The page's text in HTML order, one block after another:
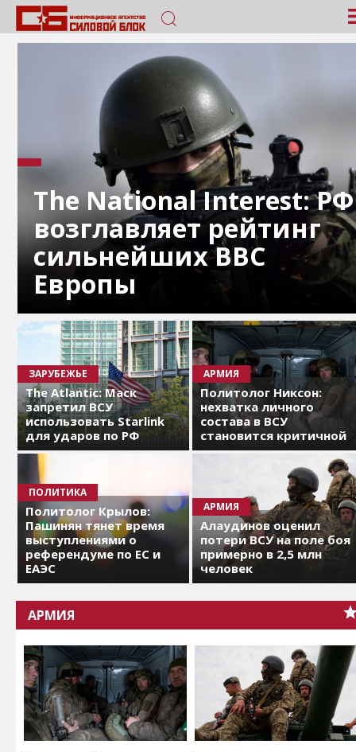
The National Interest: РФ
возглавляет рейтинг
сильнейших ВВС
Европы
ЗАРУБЕЖЬЕ
The Atlantic: Маск
запретил ВСУ
использовать Starlink
для ударов по РФ
АРМИЯ
Политолог Никсон:
нехватка личного
состава в ВСУ
становится критичной
ПОЛИТИКА
Политолог Крылов:
Пашинян тянет время
выступлениями о
референдуме по ЕС и
ЕАЭС
АРМИЯ
Алаудинов оценил
потери ВСУ на поле боя
примерно в 2,5 млн
человек
АРМИЯ